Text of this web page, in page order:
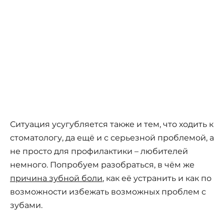
Ситуация усугубляется также и тем, что ходить к
стоматологу, да ещё и с серьезной проблемой, а
не просто для профилактики – любителей
немного. Попробуем разобраться, в чём же
причина зубной боли, как её устранить и как по
возможности избежать возможных проблем с
зубами.